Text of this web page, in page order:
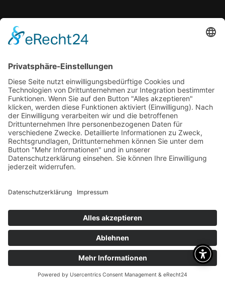
Brauchen Sie Hilfe?
Dafür sind wir da
RUFEN SIE UNS AN
+49 1718109213
SIE FINDEN UNS HIER
Otto Straße 1
63785 Obernburg
UNSERE ÖFFNUNGSZEITEN
Mo-Fr 09:00 - 18:00 Uhr